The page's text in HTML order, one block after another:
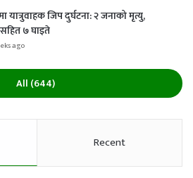
यात्रुवाहक जिप दुर्घटना: २ जनाको मृत्यु,
७ घाइते
ago
All (644)
Recent